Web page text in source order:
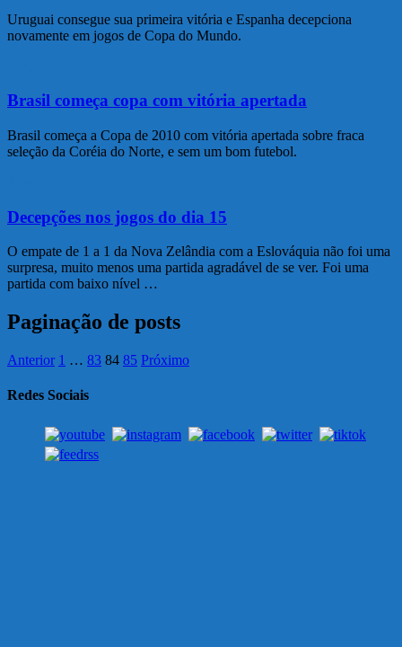
Uruguai consegue sua primeira vitória e Espanha decepciona
novamente em jogos de Copa do Mundo.
Brasil começa copa com vitória apertada
Brasil começa a Copa de 2010 com vitória apertada sobre fraca
seleção da Coréia do Norte, e sem um bom futebol.
Decepções nos jogos do dia 15
O empate de 1 a 1 da Nova Zelândia com a Eslováquia não foi uma
surpresa, muito menos uma partida agradável de se ver. Foi uma
partida com baixo nível …
Paginação de posts
Anterior 1 … 83 84 85 Próximo
Redes Sociais